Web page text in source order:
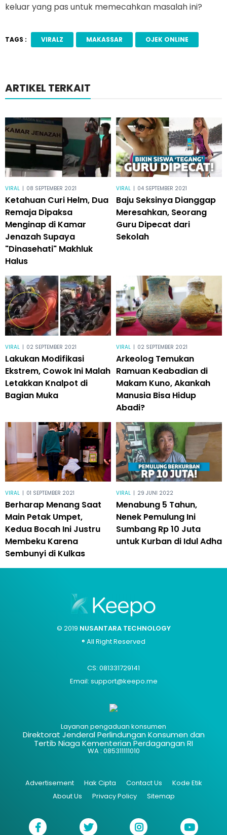
keluar yang pas untuk memecahkan masalah ini?
TAGS : VIRALZ MAKASSAR OJEK ONLINE
ARTIKEL TERKAIT
VIRAL | 08 SEPTEMBER 2021
Ketahuan Curi Helm, Dua
Remaja Dipaksa
Menginap di Kamar
Jenazah Supaya
"Dinasehati" Makhluk
Halus
VIRAL | 04 SEPTEMBER 2021
Baju Seksinya Dianggap
Meresahkan, Seorang
Guru Dipecat dari
Sekolah
VIRAL | 02 SEPTEMBER 2021
Lakukan Modifikasi
Ekstrem, Cowok Ini Malah
Letakkan Knalpot di
Bagian Muka
VIRAL | 02 SEPTEMBER 2021
Arkeolog Temukan
Ramuan Keabadian di
Makam Kuno, Akankah
Manusia Bisa Hidup
Abadi?
VIRAL | 01 SEPTEMBER 2021
Berharap Menang Saat
Main Petak Umpet,
Kedua Bocah Ini Justru
Membeku Karena
Sembunyi di Kulkas
VIRAL | 29 JUNI 2022
Menabung 5 Tahun,
Nenek Pemulung Ini
Sumbang Rp 10 Juta
untuk Kurban di Idul Adha
© 2019 NUSANTARA TECHNOLOGY
® All Right Reserved
CS: 081331729141
Email: support@keepo.me
Layanan pengaduan konsumen
Direktorat Jenderal Perlindungan Konsumen dan
Tertib Niaga Kementerian Perdagangan RI
WA : 085311111010
Advertisement Hak Cipta Contact Us
Kode Etik
About Us
Privacy Policy Sitemap